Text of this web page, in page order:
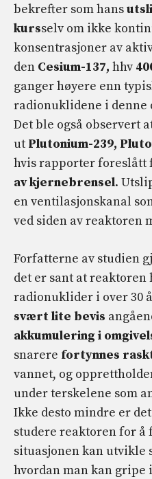
bekrefter som hans
kursselv om ikke
konsentrasjoner av
den Cesium-137, hhv
ganger høyere enn
radionuklidene i denne
Det ble også observert
ut Plutonium-239,
hvis rapporter foreslått
av kjernebrensel.
en ventilasjonskanal
ved siden av reaktoren
Forfatterne av studien
det er sant at reaktoren
radionuklider i over 30
svært lite bevis
akkumulering i
snarere fortynnes
vannet, og
under terskelene som
Ikke desto mindre er
studere reaktoren for å
situasjonen kan utvikle
hvordan man kan gripe